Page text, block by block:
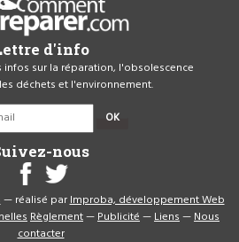
d'info
infos sur la réparation, l'obsolescence
déchets et l'environnement.
OK
nous
— réalisé parImproba, développement Web
Règlement—Publicité—Liens—Nous
contacter